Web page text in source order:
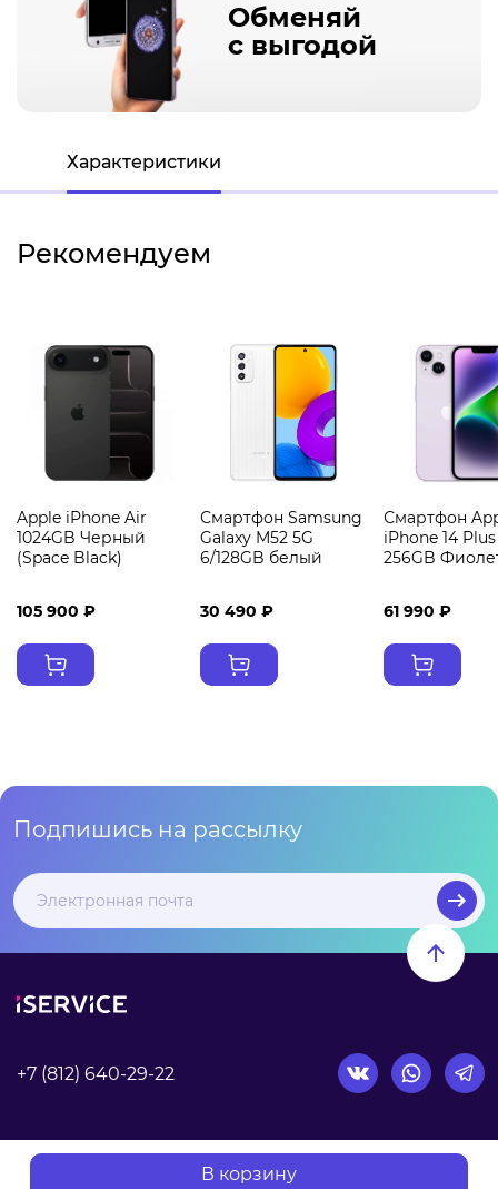
Обменяй
с выгодой
Характеристики
Рекомендуем
Apple iPhone Air
1024GB Черный
(Space Black)
105 900 ₽
Смартфон Samsung
Galaxy M52 5G
6/128GB белый
30 490 ₽
Смартфон
iPhone 14 Plus
256GB
61 990 ₽
Подпишись на рассылку
+7 (812) 640-29-22
Согласие на обработку персональных данных
В корзину